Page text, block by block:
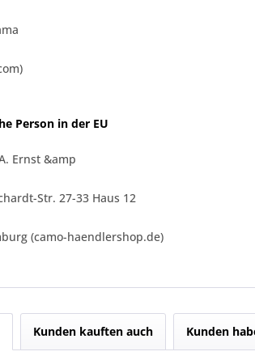
Person in der EU
Ernst &amp
Str. 27-33 Haus 12
(camo-haendlershop.de)
Kunden kauften auch Kunden